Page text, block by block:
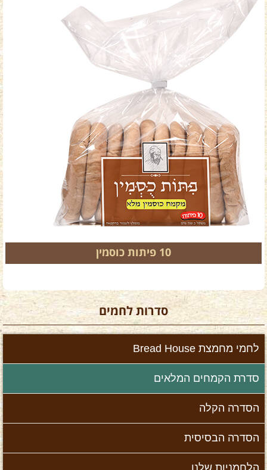
10 פיתות כוסמין
סדרות לחמים
לחמי מחמצת Bread House
סדרת הקמחים המלאים
הסדרה הקלה
הסדרה הבסיסית
הלחמניות שלנו